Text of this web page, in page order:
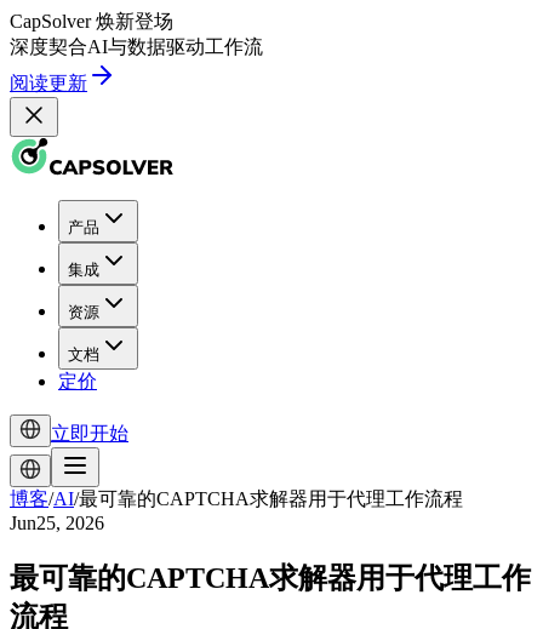
CapSolver 焕新登场
深度契合AI与数据驱动工作流
阅读更新
产品
集成
资源
文档
定价
立即开始
博客/AI/最可靠的CAPTCHA求解器用于代理工作流程
Jun25, 2026
最可靠的CAPTCHA求解器用于代理工作
流程